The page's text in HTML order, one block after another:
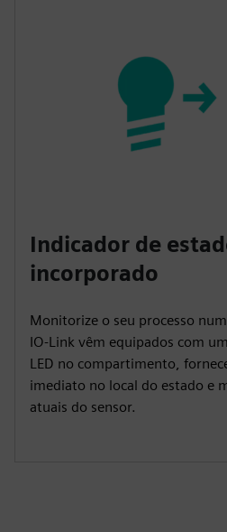
Indicador de
incorporado
Monitorize o seu processo
IO-Link vêm equipados com
LED no compartimento,
imediato no local do estado e
atuais do sensor.